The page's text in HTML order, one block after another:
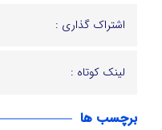
اشتراک گذاری :
لینک کوتاه :
برچسب ها